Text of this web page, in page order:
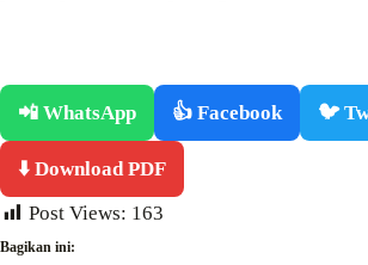
📲 WhatsApp 👍 Facebook 🐦
⬇️ Download PDF
Post Views: 163
Bagikan ini: